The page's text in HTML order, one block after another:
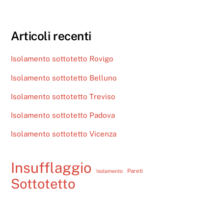
Articoli recenti
Isolamento sottotetto Rovigo
Isolamento sottotetto Belluno
Isolamento sottotetto Treviso
Isolamento sottotetto Padova
Isolamento sottotetto Vicenza
Insufflaggio Isolamento Pareti
Sottotetto